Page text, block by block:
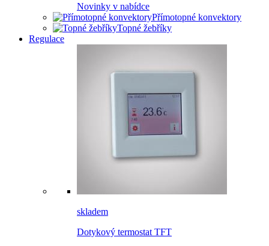
Novinky v nabídce
Přímotopné konvektory
Topné žebříky
Regulace
skladem
Dotykový termostat TFT